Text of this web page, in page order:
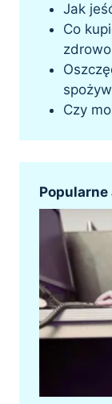
Jak
Co
zdrowo
Czy
Popularne